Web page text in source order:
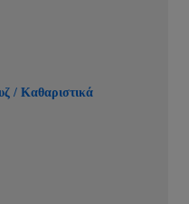
/ Καθαριστικά